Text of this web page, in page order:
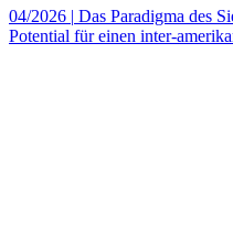
04/2026 | Das Paradigma des
Potential für einen inter-